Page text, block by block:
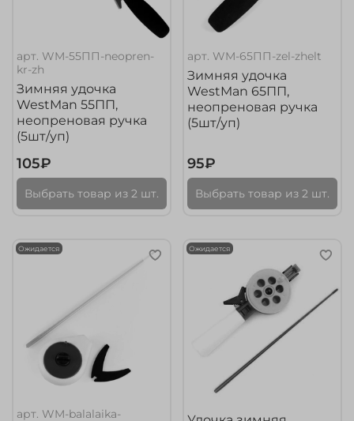
арт. WM-55ПП-neopren-
kr-zh
Зимняя удочка
WestMan 55ПП,
неопреновая ручка
(5шт/уп)
105₽
Выбрать товар из 2 шт.
арт. WM-65ПП-zel-zhelt
Зимняя удочка
WestMan 65ПП,
неопреновая ручка
(5шт/уп)
95₽
Выбрать товар из 2 шт.
Ожидается
арт. WM-balalaika-
Ожидается